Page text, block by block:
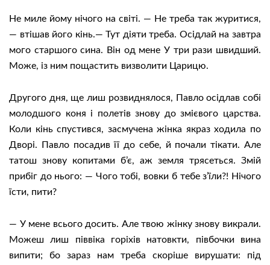
Не миле йому нічого на світі. — Не треба так журитися,
— втішав його кінь.— Тут діяти треба. Осідлай на завтра
мого старшого сина. Він од мене У три рази швидший.
Може, із ним пощастить визволити Царицю.
Другого дня, ще лиш розвиднялося, Павло осідлав собі
молодшого коня і полетів знову до змієвого царства.
Коли кінь спустився, засмучена жінка якраз ходила по
Дворі. Павло посадив її до себе, й почали тікати. Але
татош знову копитами б’є, аж земля трясеться. Змій
прибіг до нього: — Чого тобі, вовки б тебе з’їли?! Нічого
їсти, пити?
— У мене всього досить. Але твою жінку знову викрали.
Можеш лиш піввіка горіхів натовкти, півбочки вина
випити; бо зараз нам треба скоріше вирушати: під